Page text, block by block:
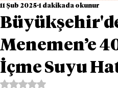
Menemen’e
İçme Suyu
11 Şub 2025 1 dakikada okunur
5 üzerinden NaN yıldız